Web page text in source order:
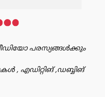
പരസ്യങ്ങൾക്കും
എഡിറ്റിങ് ,ഡബ്ബിങ്